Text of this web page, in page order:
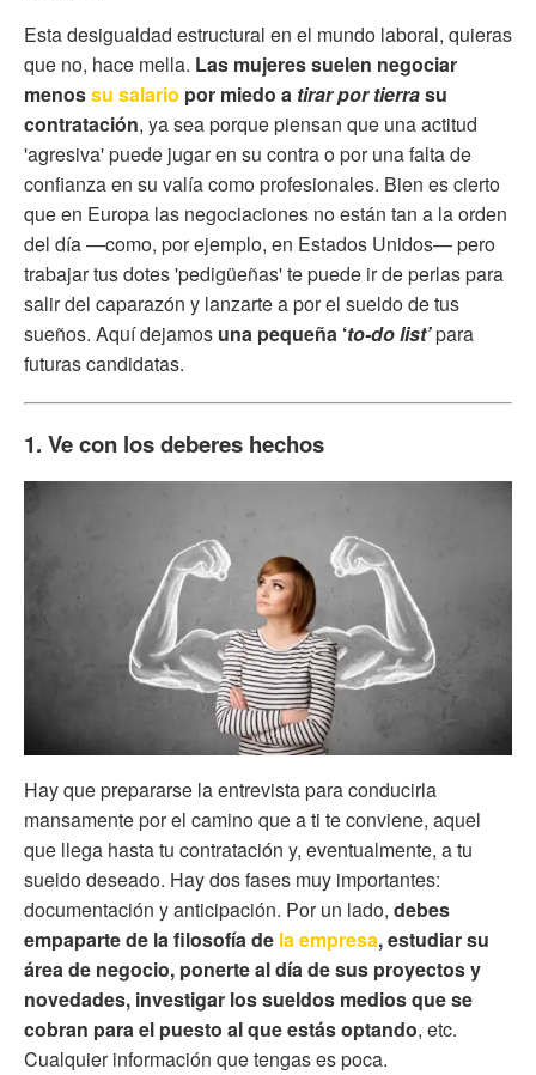
Esta desigualdad estructural en el mundo laboral, quieras
que no, hace mella. Las mujeres suelen negociar
menossu salario por miedo a tirar por tierrasu
contratación, ya sea porque piensan que una actitud
'agresiva' puede jugar en su contra o por una falta de
confianza en su valía como profesionales. Bien es cierto
que en Europa las negociaciones no están tan a la orden
del día —como, por ejemplo, en Estados Unidos— pero
trabajar tus dotes 'pedigüeñas' te puede ir de perlas para
salir del caparazón y lanzarte a por el sueldo de tus
sueños. Aquí dejamos una pequeña ‘to-do list’para
futuras candidatas.
1. Ve con los deberes hechos
Hay que prepararse la entrevista para conducirla
mansamente por el camino que a ti te conviene, aquel
que llega hasta tu contratación y, eventualmente, a tu
sueldo deseado. Hay dos fases muy importantes:
documentación y anticipación. Por un lado, debes
empaparte de la filosofía de la empresa, estudiar su
área de negocio, ponerte al día de sus proyectos y
novedades, investigar los sueldos medios que se
cobran para el puesto al que estás optando, etc.
Cualquier información que tengas es poca.